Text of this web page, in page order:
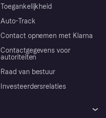
Toegankelijkheid
Auto-Track
Contact opnemen met Klarna
Contactgegevens voor
autoriteiten
Raad van bestuur
Investeerdersrelaties